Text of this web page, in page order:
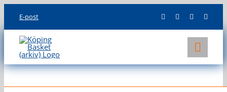
content
E-post
KLUBBEN